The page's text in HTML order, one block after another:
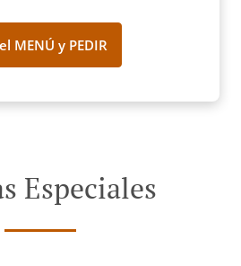
MENÚ y PEDIR
Especiales